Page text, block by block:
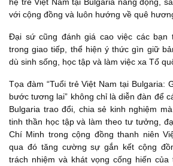
với cộng đồng và luôn hướng về quê
Đại sứ cũng đánh giá cao việc các bạn
trong giao tiếp, thể hiện ý thức gìn giữ
dù sinh sống, học tập và làm việc xa Tổ
Tọa đàm “Tuổi trẻ Việt Nam tại Bulgaria:
bước tương lai” không chỉ là diễn đàn để
Bulgaria trao đổi, chia sẻ kinh nghiệm
tinh thần học tập và làm theo tư tưởng,
Chí Minh trong cộng đồng thanh niên
qua đó tăng cường sự gắn kết cộng
trách nhiệm và khát vọng cống hiến